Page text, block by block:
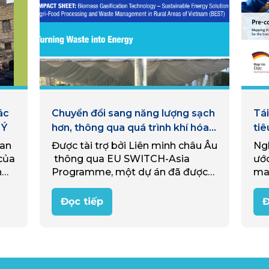
Chuyển đổi sang năng lượng sạch
hơn, thông qua quá trình khí hóa
sinh khối
Được tài trợ bởi Liên minh châu Âu
thông qua EU SWITCH-Asia
Programme, một dự án đã được
trợ các doanh nghiệp nông thôn
Việt Nam siêu nhỏ và nhỏ…
Đọc tiếp